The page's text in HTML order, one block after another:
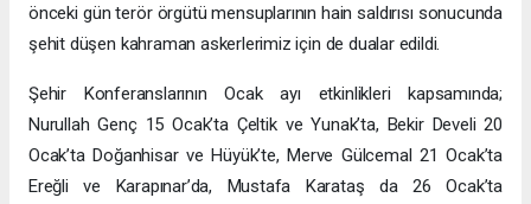
önceki gün terör örgütü mensuplarının hain saldırısı sonucunda
şehit düşen kahraman askerlerimiz için de dualar edildi.
Şehir Konferanslarının Ocak ayı etkinlikleri kapsamında;
Nurullah Genç 15 Ocak’ta Çeltik ve Yunak’ta, Bekir Develi 20
Ocak’ta Doğanhisar ve Hüyük’te, Merve Gülcemal 21 Ocak’ta
Ereğli ve Karapınar’da, Mustafa Karataş da 26 Ocak’ta